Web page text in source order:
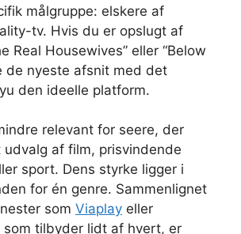
målgruppe: elskere af
tv. Hvis du er opslugt af
Real Housewives” eller “Below
de nyeste afsnit med det
den ideelle platform.
relevant for seere, der
af film, prisvindende
sport. Dens styrke ligger i
for én genre. Sammenlignet
som Viaplay eller
som tilbyder lidt af hvert, er